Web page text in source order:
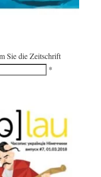
Sie die Zeitschrift
*